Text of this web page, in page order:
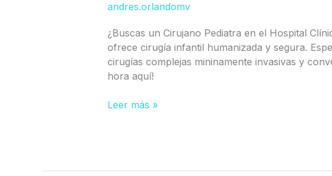
andres.orlandomv
¿Buscas un Cirujano Pediatra en el Hospital
ofrece cirugía infantil humanizada y segura.
cirugías complejas mininamente invasivas y
hora aquí!
Mar
Leer más »